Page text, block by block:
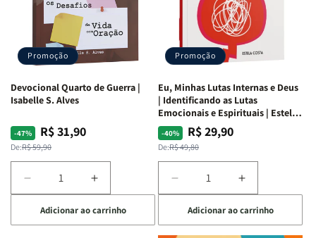
Promoção
Devocional Quarto de Guerra |
Isabelle S. Alves
-47%
Preço
normal
De:R$ 59,90
Preço
promocional
R$ 31,90
Diminuir
a
quantidade
de
Aumentar
a
quantidade
de
Adicionar ao carrinho
Promoção
Eu, Minhas Lutas Internas e Deus
| Identificando as Lutas
Emocionais e Espirituais | Estela
Costa
-40%
Preço
normal
De:R$ 49,80
Preço
promocional
R$ 29,90
Diminuir
a
quantidade
de
Aumentar
a
quantidade
de
Adicionar ao carrinho